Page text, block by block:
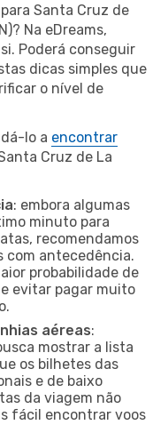
Santa Cruz de
Na eDreams,
Poderá conseguir
dicas simples que
o nível de
lo a encontrar
Cruz de La
: embora algumas
minuto para
recomendamos
com antecedência.
probabilidade de
e evitar pagar muito
aéreas:
mostrar a lista
os bilhetes das
e de baixo
da viagem não
fácil encontrar voos